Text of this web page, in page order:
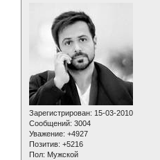
Зарегистрирован: 15-03-2010
Сообщений: 3004
Уважение: +4927
Позитив: +5216
Пол: Мужской